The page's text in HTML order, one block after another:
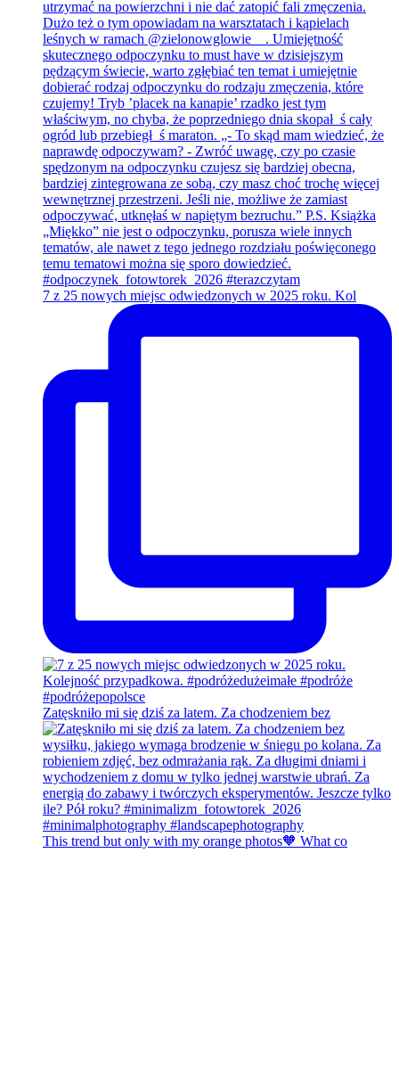
7 z 25 nowych miejsc odwiedzonych w 2025 roku. Kol
Zatęskniło mi się dziś za latem. Za chodzeniem bez
This trend but only with my orange photos🧡 What co